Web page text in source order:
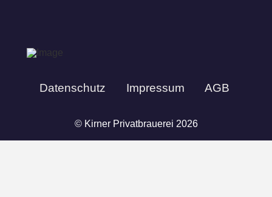
© Kirner Privatbrauerei 2026
Datenschutz Impressum AGB